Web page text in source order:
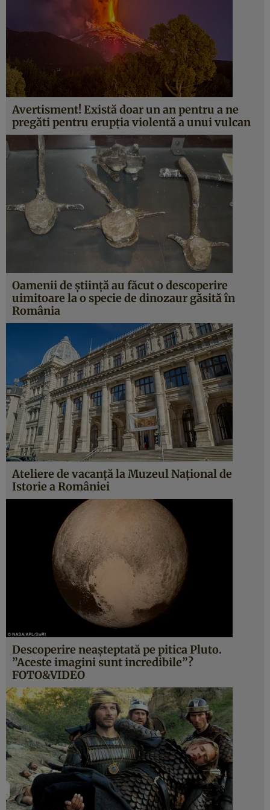
Avertisment! Există doar un an pentru a ne
pregăti pentru erupţia violentă a unui vulcan
Oamenii de ştiinţă au făcut o descoperire
uimitoare la o specie de dinozaur găsită în
România
Ateliere de vacanţă la Muzeul Naţional de
Istorie a României
Descoperire neaşteptată pe pitica Pluto.
”Aceste imagini sunt incredibile”?
FOTO&VIDEO